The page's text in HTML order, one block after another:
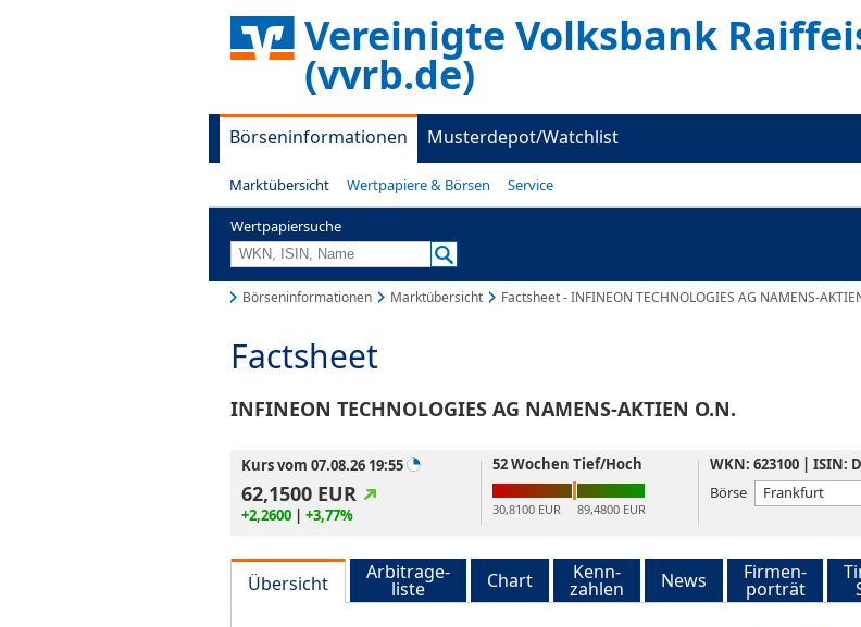
Vereinigte Volksbank
(vvrb.de)
Börseninformationen Musterdepot/Watchlist
Marktübersicht Wertpapiere & Börsen Service
Wertpapiersuche
Börseninformationen Marktübersicht Factsheet - INFINEON TECHNOLOGIES AG NAMENS-
Factsheet
INFINEON TECHNOLOGIES AG NAMENS-AKTIEN O.N.
Kurs vom 07.08.26 19:55
62,1500 EUR
+2,2600 | +3,77%
52 Wochen Tief/Hoch
30,8100 EUR 89,4800 EUR
WKN: 623100 | ISIN:
Börse
Frankfurt
Übersicht Arbitrage-
liste Chart Kenn-
zahlen News Firmen-
porträt